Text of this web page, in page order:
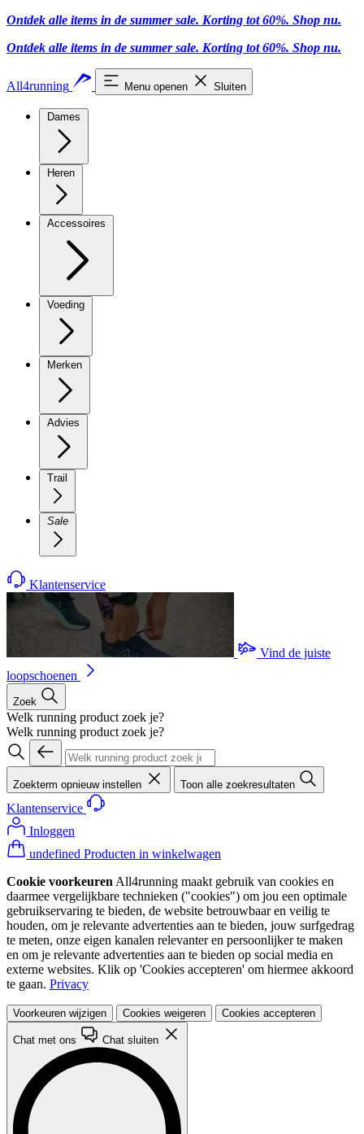
Ontdek alle items in de summer sale. Korting tot 60%. Shop nu.
Ontdek alle items in de summer sale. Korting tot 60%. Shop nu.
All4running Menu openen Sluiten
Dames
Heren
Accessoires
Voeding
Merken
Advies
Trail
Sale
Klantenservice
Vind de juiste
loopschoenen
Zoek
Welk running product zoek je?
Welk running product zoek je?
Zoekterm opnieuw instellen Toon alle zoekresultaten
Klantenservice
Inloggen
undefined Producten in winkelwagen
Cookie voorkeuren All4running maakt gebruik van cookies en
daarmee vergelijkbare technieken ("cookies") om jou een optimale
gebruikservaring te bieden, de website betrouwbaar en veilig te
houden, om je relevante advertenties aan te bieden, jouw surfgedrag
te meten, onze eigen kanalen relevanter en persoonlijker te maken
en om je relevante advertenties aan te bieden op social media en
externe websites. Klik op 'Cookies accepteren' om hiermee akkoord
te gaan. Privacy
Voorkeuren wijzigen Cookies weigeren Cookies accepteren
Chat met ons Chat sluiten